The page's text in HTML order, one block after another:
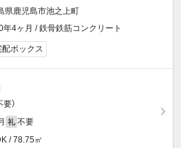
県鹿児島市池之上町
年4ヶ月 / 鉄骨鉄筋コンクリート
配ボックス
）
礼 不要
/ 78.75㎡